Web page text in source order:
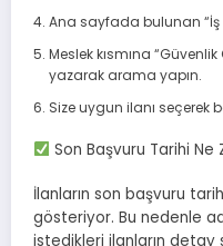
Ana sayfada bulunan “İş
Meslek kısmına
yazarak arama yapın.
Size uygun ilanı seçerek
Son Başvuru Tarihi Ne
İlanların son başvuru
gösteriyor. Bu nedenle
istedikleri ilanların detay